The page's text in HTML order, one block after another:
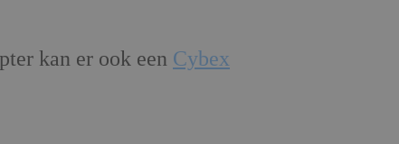
kan er ook een Cybex